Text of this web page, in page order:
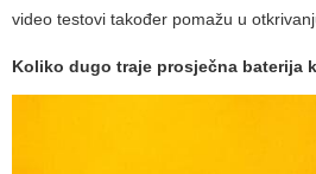
video testovi također pomažu u
Koliko dugo traje prosječna baterija